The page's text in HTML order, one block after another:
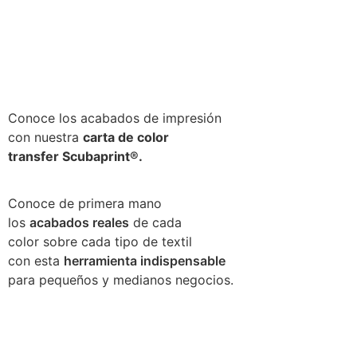
Conoce los acabados de impresión
con nuestra carta de color
transfer Scubaprint®.
Conoce de primera mano
los acabados reales de cada
color sobre cada tipo de textil
con esta herramienta indispensable
para pequeños y medianos negocios.